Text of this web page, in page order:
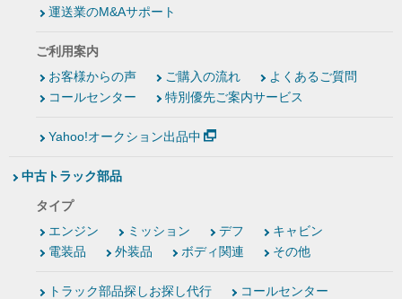
運送業のM&Aサポート
ご利用案内
お客様からの声
ご購入の流れ
よくあるご質問
コールセンター
特別優先ご案内サービス
Yahoo!オークション出品中
中古トラック部品
タイプ
エンジン
ミッション デフ
キャビン
電装品
外装品 ボディ関連 その他
トラック部品探しお探し代行 コールセンター